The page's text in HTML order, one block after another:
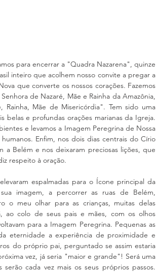
para encerrar a "Quadra Nazarena", quinze
inteiro que acolhem nosso convite a pregar a
que converte os nossos corações. Fazemos
de Nazaré, Mãe e Rainha da Amazônia,
Rainha, Mãe de Misericórdia". Tem sido uma
belas e profundas orações marianas da Igreja.
e levamos a Imagem Peregrina de Nossa
Enfim, nos dois dias centrais do Círio
Belém e nos deixaram preciosas lições, que
respeito à oração.
espalmadas para o Ícone principal da
imagem, a percorrer as ruas de Belém,
o meu olhar para as crianças, muitas delas
ao colo de seus pais e mães, com os olhos
para a Imagem Peregrina. Pequenas as
eternidade a experiência de proximidade e
do próprio pai, perguntado se assim estaria
vez, já seria "maior e grande"! Será uma
cada vez mais os seus próprios passos.